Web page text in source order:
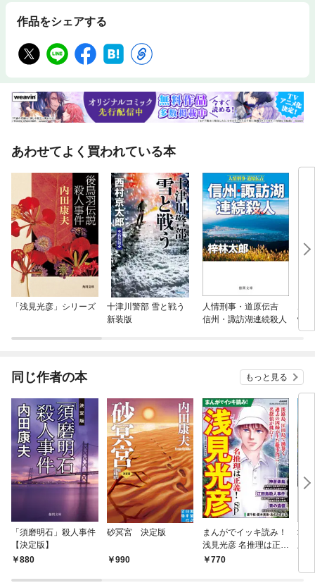
作品をシェアする
あわせてよく買われている本
「浅見光彦」シリーズ
十津川警部 雪と戦う
新装版
人情刑事・道原伝吉
信州・諏訪湖連続殺人
ボ
悟
同じ作者の本 もっと見る
「須磨明石」殺人事件
【決定版】
880
砂冥宮 決定版
990
まんがでイッキ読み！
浅見光彦 名推理は正
義！ SP
770
城
版】